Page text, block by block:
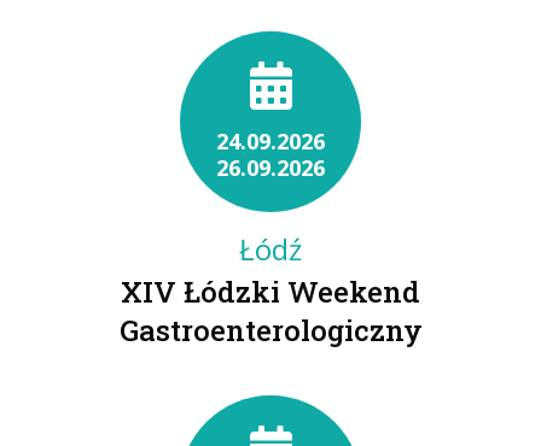
24.09.2026
26.09.2026
Łódź
XIV Łódzki Weekend
Gastroenterologiczny